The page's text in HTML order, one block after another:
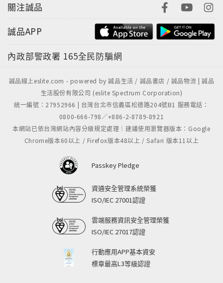
關注誠品
誠品APP
內政部警政署 165全民防騙網
誠品線上eslite.com - powered by 誠品生活 / 誠品書店 / 誠品物流 | 誠品
生活股份有限公司 (eslite Spectrum Corporation)
統一編號：27952966 | 台灣台北市信義區松德路204號B1 服務電話：
0800-666-798／+886-2-8789-8921
本網站已依台灣網站內容分級規定處理｜建議使用瀏覽器版本：Google
Chrome版本60以上 / Firefox版本48以上 / Safari 版本11以上
Passkey Pledge
資通安全管理系統榮獲
ISO/IEC 27001認證
雲端服務資訊安全管理榮獲
ISO/IEC 27017認證
行動應用APP基本資安
標章最高L3等級認證